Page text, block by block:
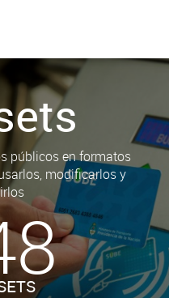
públicos en formatos
modificarlos y